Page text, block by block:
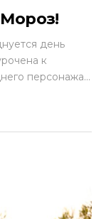
день
к
персонажа...